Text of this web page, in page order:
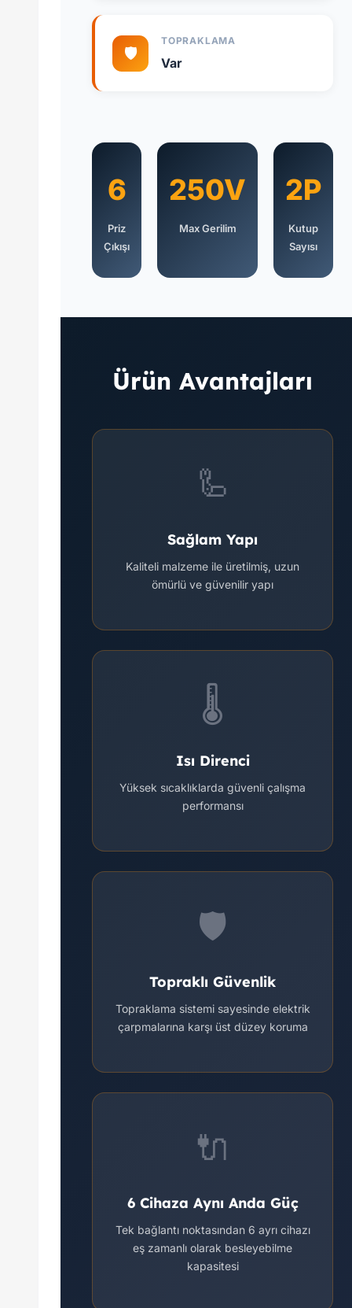
🛡️
TOPRAKLAMA
Var
6
Priz
Çıkışı
250V
Max Gerilim
2P
Kutup
Sayısı
Ürün Avantajları
🦾
Sağlam Yapı
Kaliteli malzeme ile üretilmiş, uzun
ömürlü ve güvenilir yapı
🌡️
Isı Direnci
Yüksek sıcaklıklarda güvenli çalışma
performansı
🛡️
Topraklı Güvenlik
Topraklama sistemi sayesinde elektrik
çarpmalarına karşı üst düzey koruma
🔌
6 Cihaza Aynı Anda Güç
Tek bağlantı noktasından 6 ayrı cihazı
eş zamanlı olarak besleyebilme
kapasitesi